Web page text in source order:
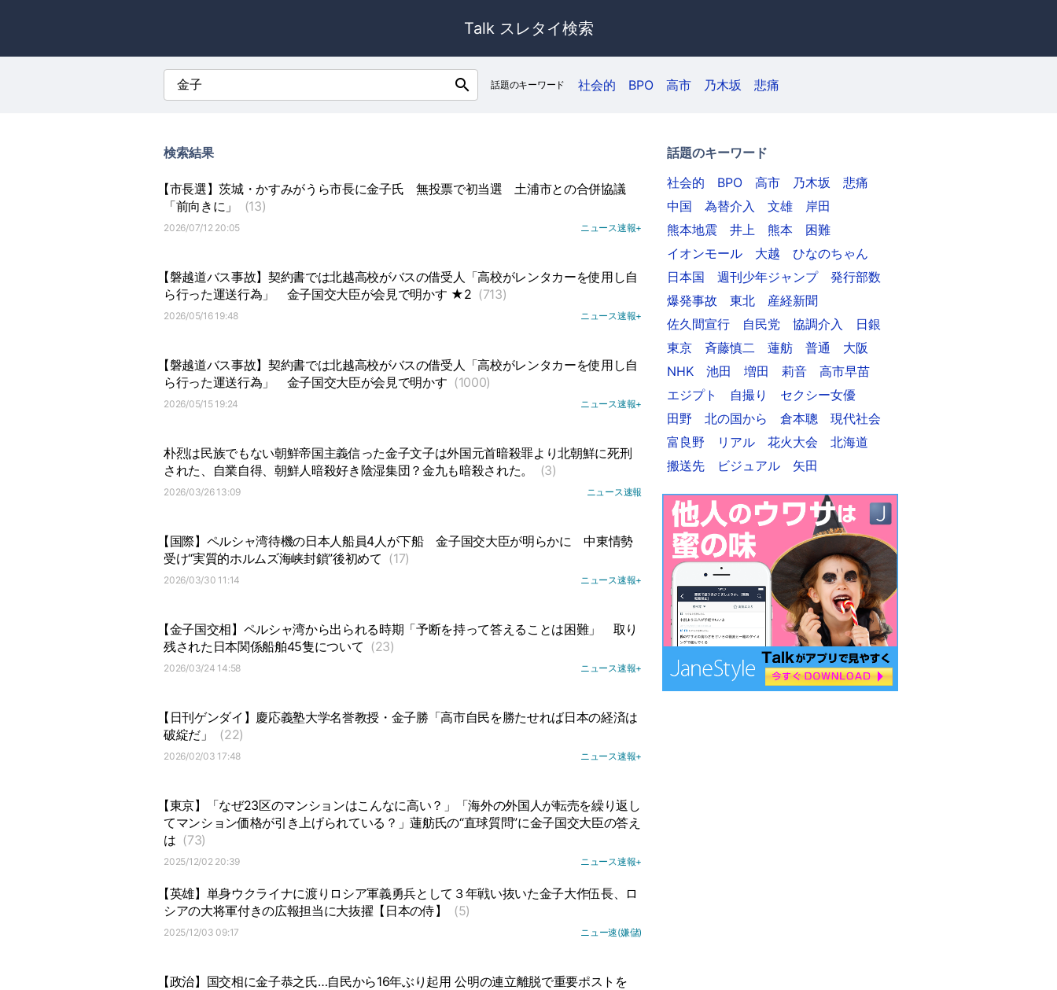
Talk スレタイ検索
search 話題のキーワード 社会的 BPO 高市 乃木坂 悲痛
検索結果
【市長選】茨城・かすみがうら市長に金子氏 無投票で初当選
土浦市との合併協議
「前向きに」
(13)
2026/07/12 20:05 ニュース速報+
【磐越道バス事故】契約書では北越高校がバスの借受人「高校がレンタカーを使用し自
ら行った運送行為」
金子国交大臣が会見で明かす ★2 (713)
2026/05/16 19:48 ニュース速報+
【磐越道バス事故】契約書では北越高校がバスの借受人「高校がレンタカーを使用し自
ら行った運送行為」
金子国交大臣が会見で明かす (1000)
2026/05/15 19:24 ニュース速報+
朴烈は民族でもない朝鮮帝国主義信った金子文子は外国元首暗殺罪より北朝鮮に死刑
された、自業自得、朝鮮人暗殺好き陰湿集団？金九も暗殺された。
(3)
2026/03/26 13:09 ニュース速報
【国際】ペルシャ湾待機の日本人船員4人が下船 金子国交大臣が明らかに
中東情勢
受け“実質的ホルムズ海峡封鎖”後初めて (17)
2026/03/30 11:14 ニュース速報+
【金子国交相】ペルシャ湾から出られる時期「予断を持って答えることは困難」
取り
残された日本関係船舶45隻について (23)
2026/03/24 14:58 ニュース速報+
【日刊ゲンダイ】慶応義塾大学名誉教授・金子勝「高市自民を勝たせれば日本の経済は
破綻だ」
(22)
2026/02/03 17:48 ニュース速報+
【東京】「なぜ23区のマンションはこんなに高い？」「海外の外国人が転売を繰り返し
てマンション価格が引き上げられている？」蓮舫氏の“直球質問”に金子国交大臣の答え
は (73)
2025/12/02 20:39 ニュース速報+
【英雄】単身ウクライナに渡りロシア軍義勇兵として３年戦い抜いた金子大作伍長、ロ
シアの大将軍付きの広報担当に大抜擢【日本の侍】
(5)
2025/12/03 09:17 ニュー速(嫌儲)
【政治】国交相に金子恭之氏…自民から16年ぶり起用 公明の連立離脱で重要ポストを
話題のキーワード
社会的
BPO 高市 乃木坂
悲痛
中国
為替介入 文雄
岸田
熊本地震
井上 熊本
困難
イオンモール
大越
ひなのちゃん
日本国
週刊少年ジャンプ
発行部数
爆発事故
東北
産経新聞
佐久間宣行
自民党 協調介入
日銀
東京
斉藤慎二 蓮舫 普通
大阪
NHK
池田 増田 莉音
高市早苗
エジプト
自撮り
セクシー女優
田野
北の国から 倉本聰
現代社会
富良野
リアル 花火大会
北海道
搬送先
ビジュアル 矢田